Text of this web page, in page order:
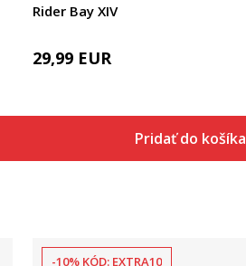
Rider Bay XIV
29,99 EUR
Pridať do košíka
-10% KÓD: EXTRA10